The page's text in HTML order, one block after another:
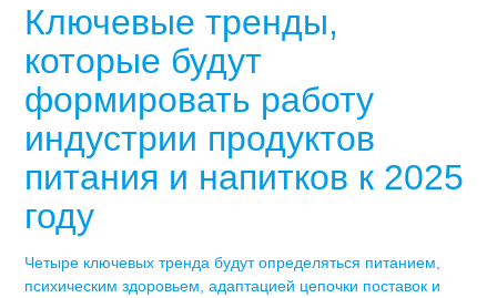
Ключевые тренды,
которые будут
формировать работу
индустрии продуктов
питания и напитков к 2025
году
Четыре ключевых тренда будут определяться питанием,
психическим здоровьем, адаптацией цепочки поставок и